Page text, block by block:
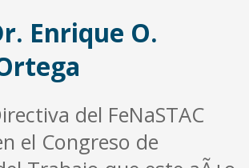
Enrique O.
del FeNaSTAC
el Congreso de